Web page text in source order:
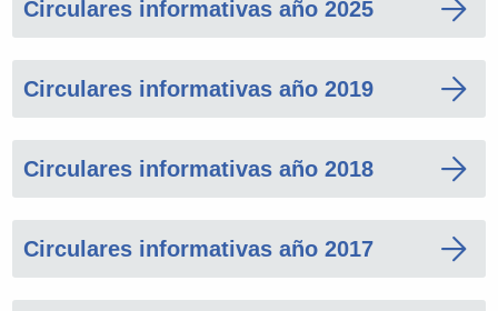
Circulares informativas año 2025
Circulares informativas año 2019
Circulares informativas año 2018
Circulares informativas año 2017